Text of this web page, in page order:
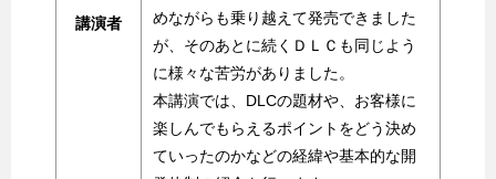
講演者
めながらも乗り越えて発売できました
が、そのあとに続くＤＬＣも同じよう
に様々な苦労がありました。
本講演では、DLCの題材や、お客様に
楽しんでもらえるポイントをどう決め
ていったのかなどの経緯や基本的な開